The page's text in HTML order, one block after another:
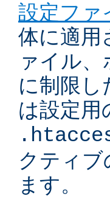
設定ファ
体に適用
ァイル
に制限
は設定用
クティブ
ます。